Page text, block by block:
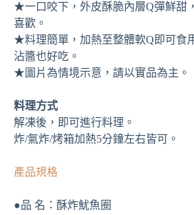
★一口咬下，外皮酥脆內層Q彈鮮甜
喜歡。
★料理簡單，加熱至整體軟Q即可食
沾醬也好吃。
★圖片為情境示意，請以實品為主。
料理方式
解凍後，即可進行料理。
炸/氣炸/烤箱加熱5分鐘左右皆可。
產品規格
●品 名：酥炸魷魚圈